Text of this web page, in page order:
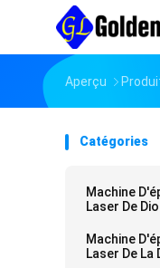
Aperçu
Catégories
Machine
Laser De
Machine
Laser De La